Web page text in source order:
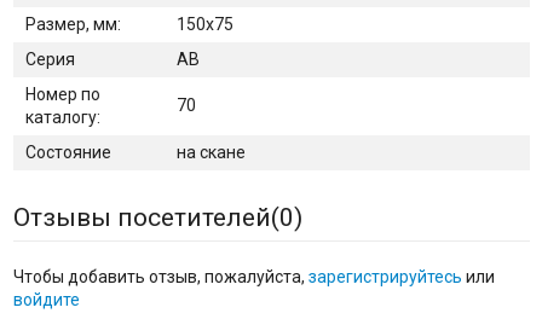
Размер, мм:
150х75
Серия
АВ
Номер по
каталогу:
70
Состояние на скане
Отзывы посетителей(0)
Чтобы добавить отзыв, пожалуйста, зарегистрируйтесь или
войдите